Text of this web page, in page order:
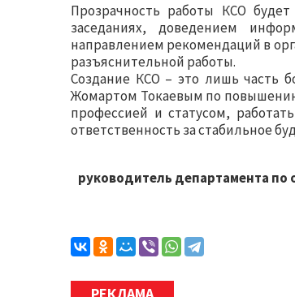
Прозрачность работы КСО
заседаниях, доведением
направлением рекомендаций в
разъяснительной работы.
Создание КСО – это лишь часть
Жомартом Токаевым по повышению
профессией и статусом,
ответственность за стабильное
руководитель департамента по